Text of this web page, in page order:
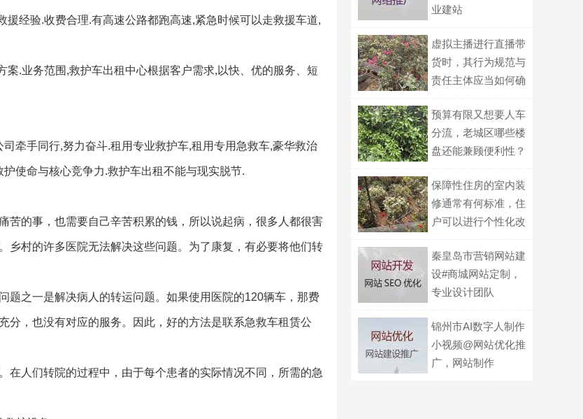
经验.收费合理.有高速公路都跑高速,紧急时候可以走救援车道,
.业务范围,救护车出租中心根据客户需求,以快、优的服务、短
牵手同行,努力奋斗.租用专业救护车,租用专用急救车,豪华救治
使命与核心竞争力.救护车出租不能与现实脱节.
苦的事，也需要自己辛苦积累的钱，所以说起病，很多人都很害
乡村的许多医院无法解决这些问题。为了康复，有必要将他们转
题之一是解决病人的转运问题。如果使用医院的120辆车，那费
分，也没有对应的服务。因此，好的方法是联系急救车租赁公
人们转院的过程中，由于每个患者的实际情况不同，所需的急
业建站
虚拟主播进行直播带
货时，其行为规范与
责任主体应当如何确
预算有限又想要人车
分流，老城区哪些楼
盘还能兼顾便利性？
保障性住房的室内装
修通常有何标准，住
户可以进行个性化改
秦皇岛市营销网站建
设#商城网站定制，
专业设计团队
锦州市AI数字人制作
小视频@网站优化推
广，网站制作